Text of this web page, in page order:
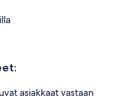
asiakkaat vastaan